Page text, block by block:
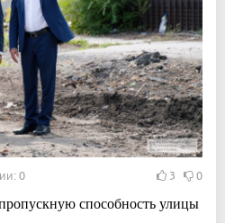
0 3 0
способность улицы